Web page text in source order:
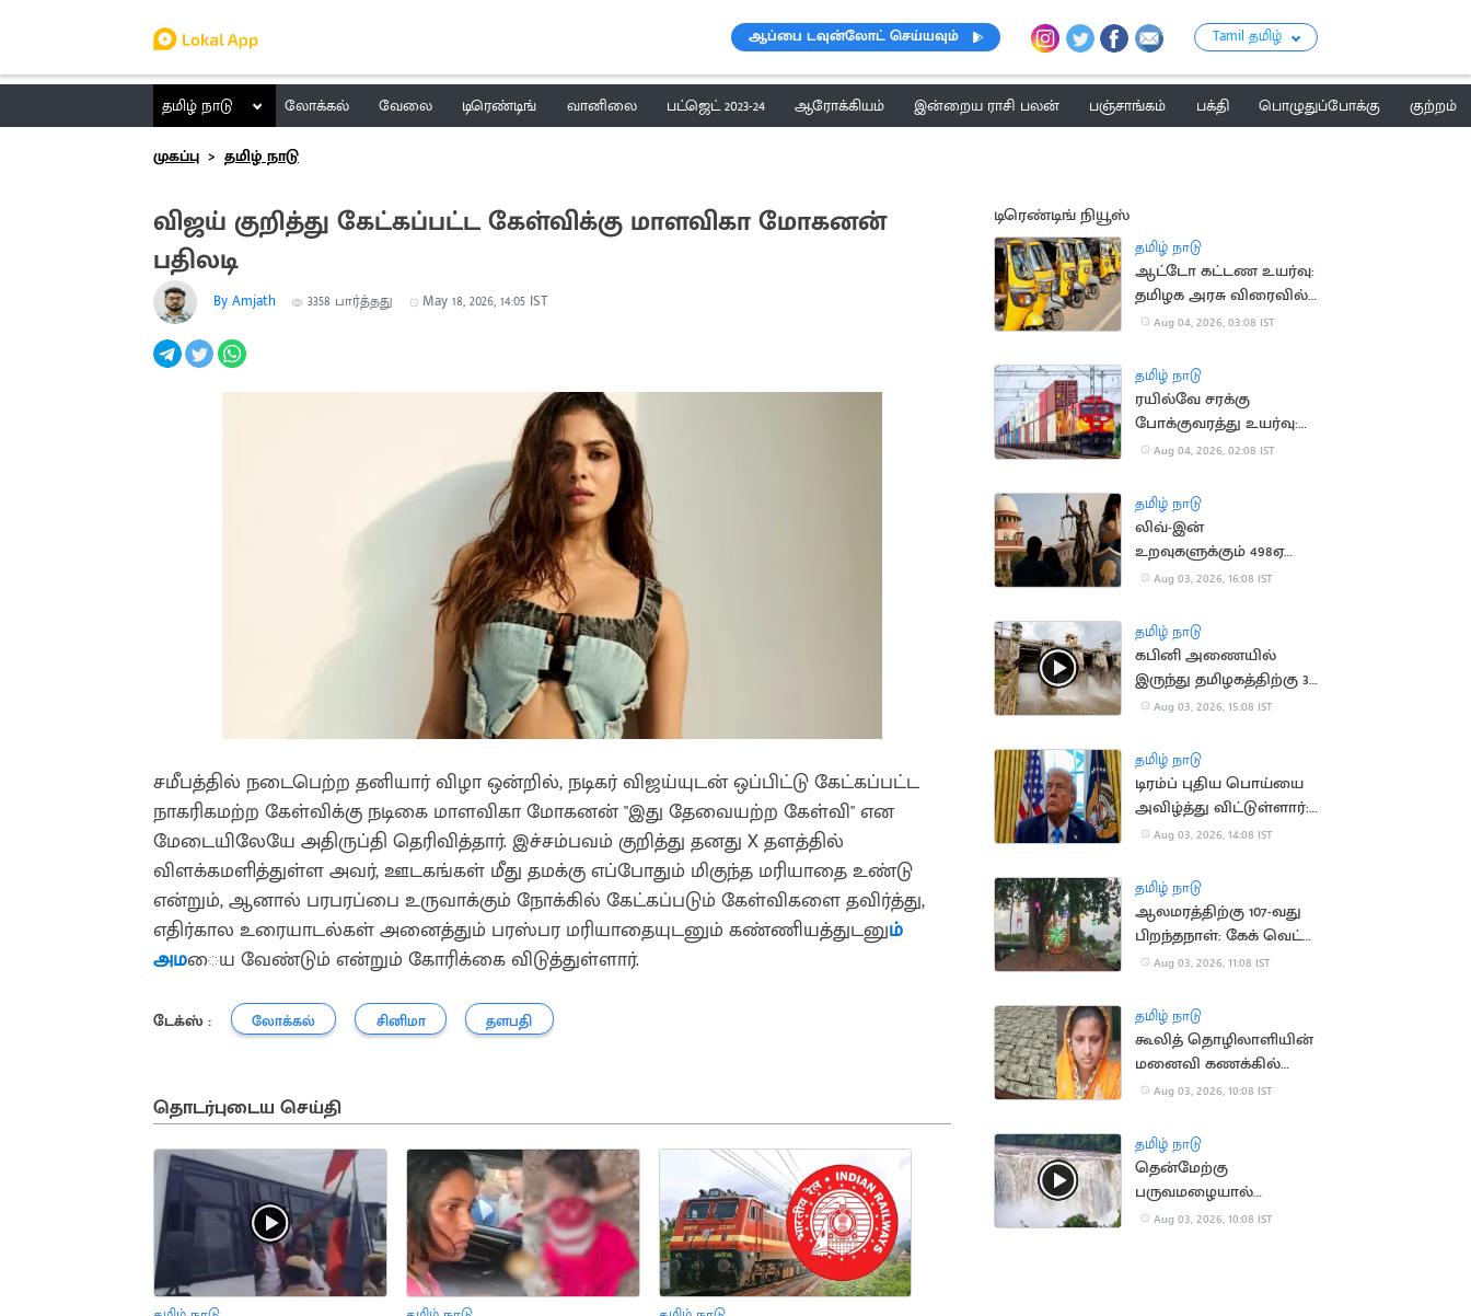
ஆப்பை டவுன்லோட் செய்யவும் Tamil தமிழ்
தமிழ் நாடு லோக்கல் வேலை டிரெண்டிங் வானிலை பட்ஜெட் 2023-24 ஆரோக்கியம் இன்றைய ராசி பலன் பஞ்சாங்கம் பக்தி பொழுதுப்போக்கு
குற்றம்
முகப்பு
தமிழ் நாடு
விஜய் குறித்து கேட்கப்பட்ட கேள்விக்கு மாளவிகா மோகனன்
பதிலடி
By Amjath 3358 பார்த்தது May 18, 2026, 14:05 IST
சமீபத்தில் நடைபெற்ற தனியார் விழா ஒன்றில், நடிகர் விஜய்யுடன் ஒப்பிட்டு கேட்கப்பட்ட
நாகரிகமற்ற கேள்விக்கு நடிகை மாளவிகா மோகனன் "இது தேவையற்ற கேள்வி" என
மேடையிலேயே அதிருப்தி தெரிவித்தார். இச்சம்பவம் குறித்து தனது X தளத்தில்
விளக்கமளித்துள்ள அவர், ஊடகங்கள் மீது தமக்கு எப்போதும் மிகுந்த மரியாதை உண்டு
என்றும், ஆனால் பரபரப்பை உருவாக்கும் நோக்கில் கேட்கப்படும் கேள்விகளை தவிர்த்து,
எதிர்கால உரையாடல்கள் அனைத்தும் பரஸ்பர மரியாதையுடனும் கண்ணியத்துடனும்
அமைய வேண்டும் என்றும் கோரிக்கை விடுத்துள்ளார்.
டேக்ஸ் : லோக்கல் சினிமா தளபதி
தொடர்புடைய செய்தி
டிரெண்டிங் நியூஸ்
தமிழ் நாடு
ஆட்டோ கட்டண உயர்வு:
தமிழக அரசு விரைவில்
அறிவிப்பு?
Aug 04, 2026, 03:08 IST
தமிழ் நாடு
ரயில்வே சரக்கு
போக்குவரத்து உயர்வு:
ரூ.1,137 கோடி கூடுதல்
Aug 04, 2026, 02:08 IST
தமிழ் நாடு
லிவ்-இன்
உறவுகளுக்கும் 498ஏ
பிரிவு பாதுகாப்பு:
Aug 03, 2026, 16:08 IST
தமிழ் நாடு
கபினி அணையில்
இருந்து தமிழகத்திற்கு 30
ஆயிரம் கன அடி நீர்
Aug 03, 2026, 15:08 IST
தமிழ் நாடு
டிரம்ப் புதிய பொய்யை
அவிழ்த்து விட்டுள்ளார்:
ஈரானிய ஊடகங்கள்
Aug 03, 2026, 14:08 IST
தமிழ் நாடு
ஆலமரத்திற்கு 107-வது
பிறந்தநாள்: கேக் வெட்டி
கொண்டாடிய
Aug 03, 2026, 11:08 IST
தமிழ் நாடு
கூலித் தொழிலாளியின்
மனைவி கணக்கில்
ரூ.100 கோடி வரவு:
Aug 03, 2026, 10:08 IST
தமிழ் நாடு
தென்மேற்கு
பருவமழையால்
ஆர்ப்பரித்து கொட்டும்
Aug 03, 2026, 10:08 IST